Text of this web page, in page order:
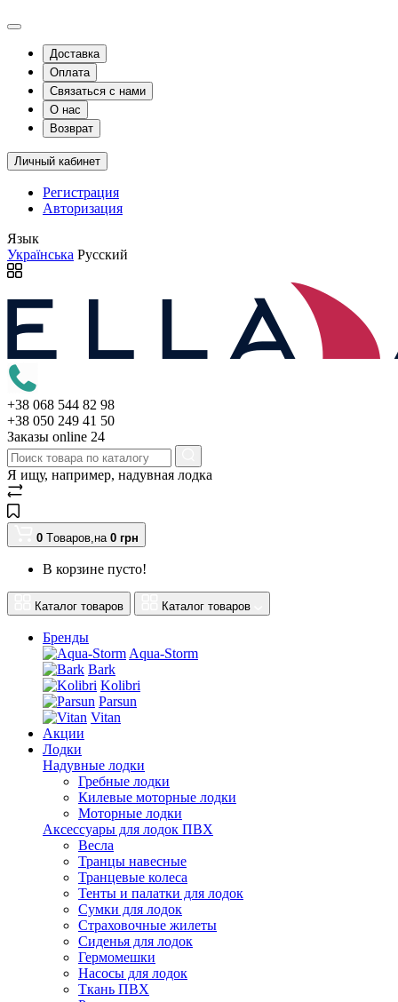
Доставка
Оплата
Связаться с нами
О нас
Возврат
Личный кабинет
Регистрация
Авторизация
Язык
Українська Русский
+38 068 544 82 98
+38 050 249 41 50
Заказы оnline 24
Я ищу, например, надувная лодка
0 Tоваров,на 0 грн
В корзине пусто!
Каталог товаров Каталог товаров
Бренды
Aqua-Storm
Bark
Kolibri
Parsun
Vitan
Акции
Лодки
Надувные лодки
Гребные лодки
Килевые моторные лодки
Моторные лодки
Аксессуары для лодок ПВХ
Весла
Транцы навесные
Транцевые колеса
Тенты и палатки для лодок
Сумки для лодок
Страховочные жилеты
Сиденья для лодок
Гермомешки
Насосы для лодок
Ткань ПВХ